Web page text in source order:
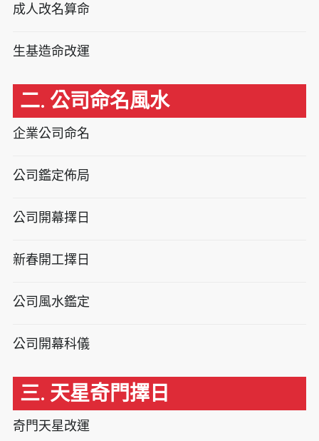
成人改名算命
生基造命改運
二. 公司命名風水
企業公司命名
公司鑑定佈局
公司開幕擇日
新春開工擇日
公司風水鑑定
公司開幕科儀
三. 天星奇門擇日
奇門天星改運